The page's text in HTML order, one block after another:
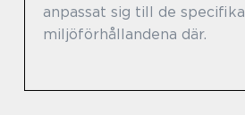
anpassat sig till de specifika
miljöförhållandena där.